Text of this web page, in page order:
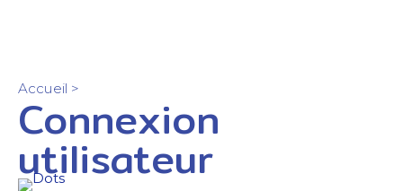
Accueil >
Connexion
utilisateur